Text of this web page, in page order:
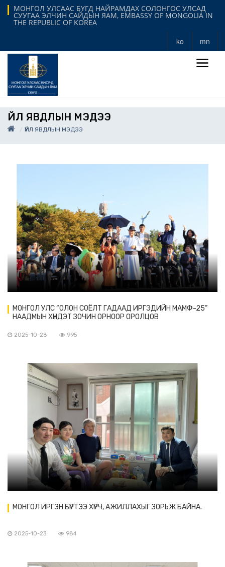
МОНГОЛ УЛСААС БҮГД НАЙРАМДАХ СОЛОНГОС УЛСАД
СУУГАА ЭЛЧИН САЙДЫН ЯАМ, EMBASSY OF MONGOLIA IN
THE REPUBLIC OF KOREA
ko mn
ҮЙЛ ЯВДЛЫН МЭДЭЭ
ҮЙЛ ЯВДЛЫН МЭДЭЭ
МОНГОЛ УЛС “ОЛОН СОЁЛТ ГАДААД ИРГЭДИЙН МАМФ-25”
НААДМЫН ХҮНДЭТ ЗОЧИН ОРНООР ОРОЛЦОВ
2025-10-28 995
МОНГОЛ ИРГЭН БҮРТЭЭ ХҮРЧ, АЖИЛЛАХЫГ ЗОРЬЖ БАЙНА.
2025-10-23 984